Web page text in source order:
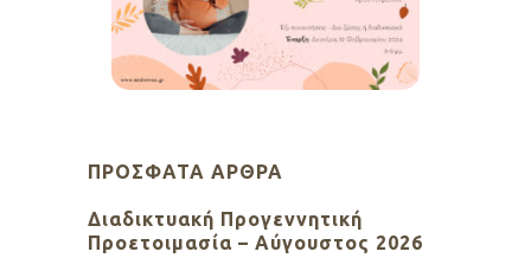
ΠΡΌΣΦΑΤΑ ΆΡΘΡΑ
Διαδικτυακή Προγεννητική
Προετοιμασία – Αύγουστος 2026